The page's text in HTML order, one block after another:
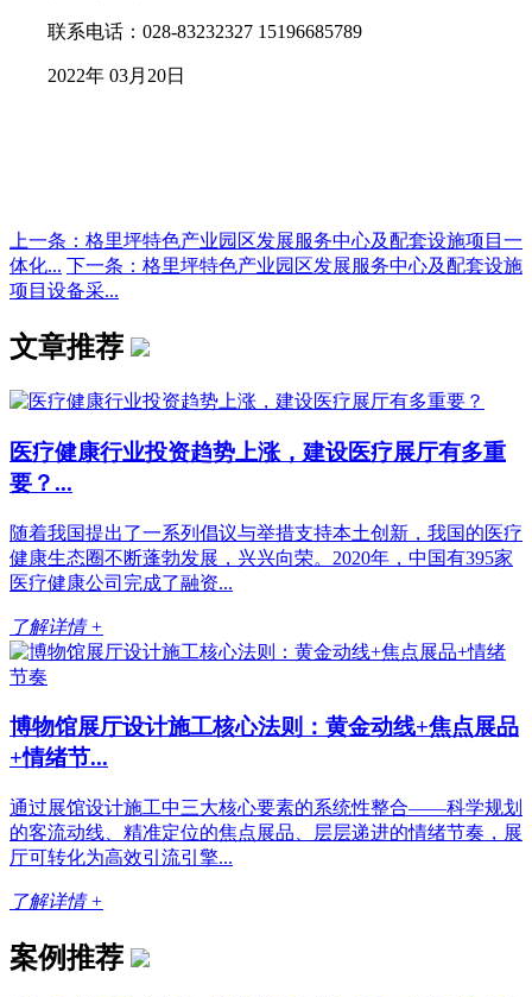
联系电话：028-83232327 15196685789
2022年 03月20日
上一条：格里坪特色产业园区发展服务中心及配套设施项目一
体化... 下一条：格里坪特色产业园区发展服务中心及配套设施
项目设备采...
文章推荐
医疗健康行业投资趋势上涨，建设医疗展厅有多重
要？...
随着我国提出了一系列倡议与举措支持本土创新，我国的医疗
健康生态圈不断蓬勃发展，兴兴向荣。2020年，中国有395家
医疗健康公司完成了融资...
了解详情 +
博物馆展厅设计施工核心法则：黄金动线+焦点展品
+情绪节...
通过展馆设计施工中三大核心要素的系统性整合——科学规划
的客流动线、精准定位的焦点展品、层层递进的情绪节奏，展
厅可转化为高效引流引擎...
了解详情 +
案例推荐